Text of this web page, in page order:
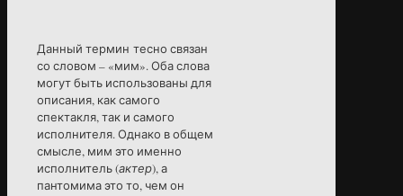
Данный термин тесно связан
со словом – «мим». Оба слова
могут быть использованы для
описания, как самого
спектакля, так и самого
исполнителя. Однако в общем
смысле, мим это именно
исполнитель (актер), а
пантомима это то, чем он